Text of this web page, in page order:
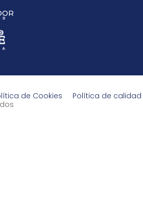
de Cookies Política de calidad